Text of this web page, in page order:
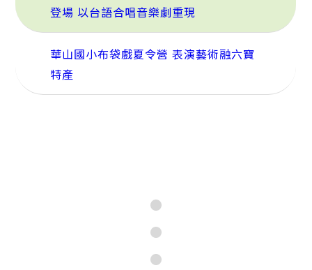
登場 以台語合唱音樂劇重現
華山國小布袋戲夏令營 表演藝術融六寶
特產